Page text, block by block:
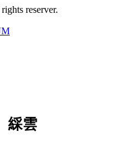
reserver.
綵雲